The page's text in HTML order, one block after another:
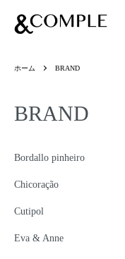
ホーム BRAND
BRAND
グループ一覧
Bordallo pinheiro
Chicoração
Cutipol
Eva & Anne